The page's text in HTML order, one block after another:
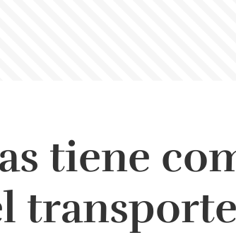
tiene
transporte